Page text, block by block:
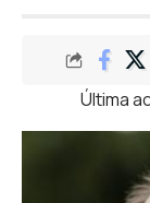
Última